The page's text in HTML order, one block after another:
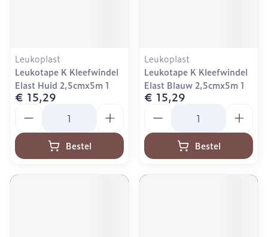
Leukoplast
Leukotape K Kleefwindel
Elast Huid 2,5cmx5m 1
€ 15,29
Bestel
Leukoplast
Leukotape K Kleefwindel
Elast Blauw 2,5cmx5m 1
€ 15,29
Bestel